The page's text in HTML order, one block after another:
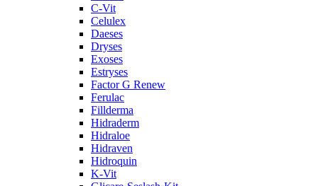
C‑Vit
Celulex
Daeses
Dryses
Exoses
Estryses
Factor G Renew
Ferulac
Fillderma
Hidraderm
Hidraloe
Hidraven
Hidroquin
K-Vit